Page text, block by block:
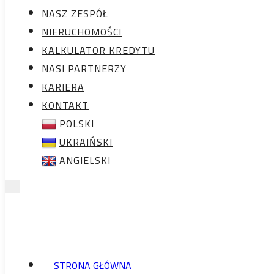
KALKULATOR
KREDYTU
NASI PARTNERZY
KARIERA
KONTAKT
POLSKI
UKRAIŃSKI
ANGIELSKI
NASZ ZESPÓŁ
NASZ ZESPÓŁ
NIERUCHOMOŚCI
KALKULATOR KREDYTU
NASI PARTNERZY
KARIERA
KONTAKT
POLSKI
UKRAIŃSKI
ANGIELSKI
STRONA GŁÓWNA